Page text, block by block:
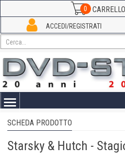
0
ACCEDI/REGISTRATI
Toggle
SCHEDA PRODOTTO
Starsky & Hutch -